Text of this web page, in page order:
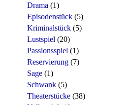
Drama (1)
Episodenstück (5)
Kriminalstück (5)
Lustspiel (20)
Passionsspiel (1)
Reservierung (7)
Sage (1)
Schwank (5)
Theaterstücke (38)